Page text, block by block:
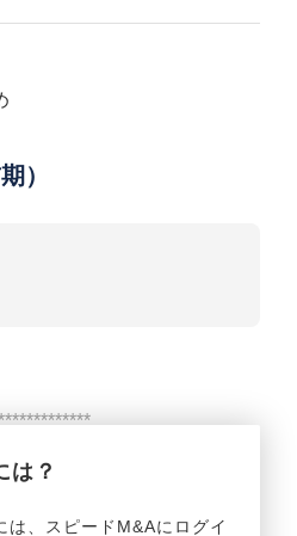
）
は？
は、スピードM&Aにログイ